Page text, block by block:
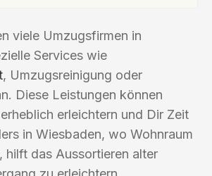
viele Umzugsfirmen in
Services wie
, Umzugsreinigung oder
Diese Leistungen können
erleichtern und Dir Zeit
in Wiesbaden, wo Wohnraum
hilft das Aussortieren alter